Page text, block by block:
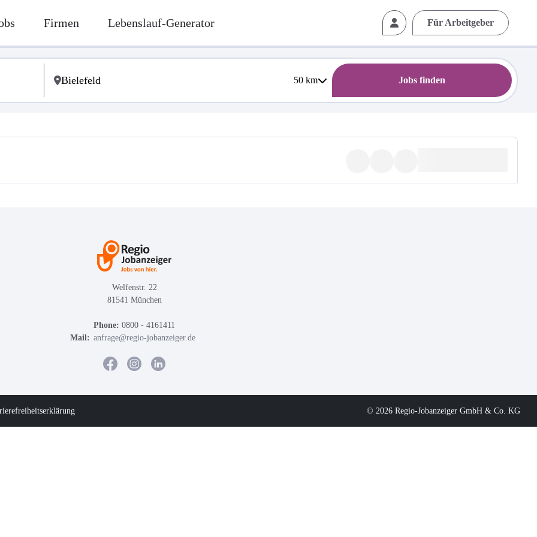
Firmen Lebenslauf-Generator Für Arbeitgeber
50km Jobs finden
Welfenstr. 22
81541 München
Phone: 0800 - 4161411
Mail: anfrage@regio-jobanzeiger.de
© 2026 Regio-Jobanzeiger GmbH & Co. KG